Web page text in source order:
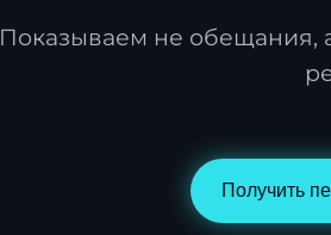
Показываем не обещания,
Получить